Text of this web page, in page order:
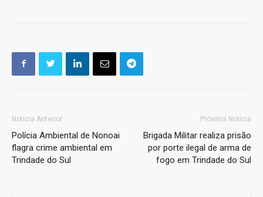
Notícia Anterior
Polícia Ambiental de Nonoai
flagra crime ambiental em
Trindade do Sul
Próxima Notícia
Brigada Militar realiza prisão
por porte ilegal de arma de
fogo em Trindade do Sul